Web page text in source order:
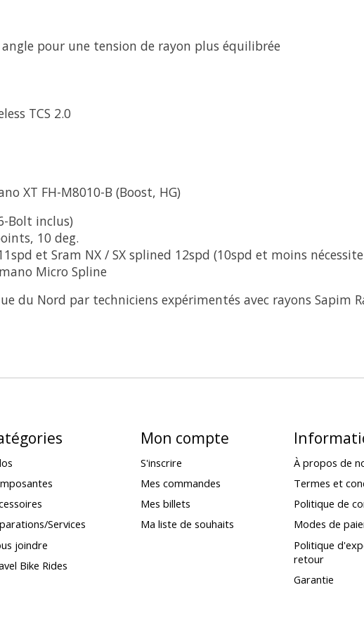
pour une tension de rayon plus équilibrée
TCS 2.0
XT FH-M8010-B (Boost, HG)
Bolt inclus)
10 deg.
et Sram NX / SX splined 12spd (10spd et moins
Micro Spline
du Nord par techniciens expérimentés avec rayons Sapim
Services
joindre
Bike Rides
Mon compte
S'inscrire
Mes commandes
Mes billets
Ma liste de souhaits
À propos de
Termes et
Politique de
Modes de
Politique
retour
Garantie